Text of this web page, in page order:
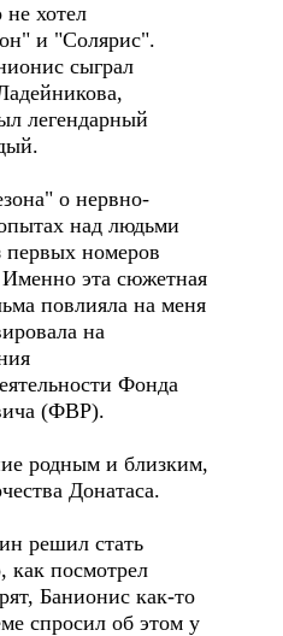
хотел
и "Солярис".
сыграл
легендарный
о нервно-
над людьми
первых номеров
Именно эта сюжетная
повлияла на меня
на
Фонда
(ФВР).
родным и близким,
Донатаса.
решил стать
как посмотрел
Банионис как-то
спросил об этом у